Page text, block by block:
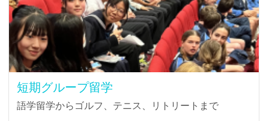
短期グループ留学
語学留学からゴルフ、テニス、リトリートまで